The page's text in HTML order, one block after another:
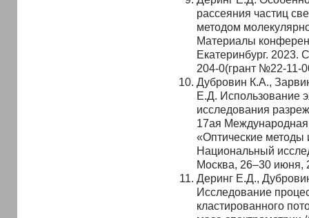
рассеяния частиц
методом
Материалы
Екатеринбург.
204-0(грант №22-11-
Дубровин К.А.,
Е.Д. Использование
исследования
17ая Международная
«Оптические методы
Национальный
Москва, 26–30 июня,
Деринг Е.Д.,
Исследование
кластированного